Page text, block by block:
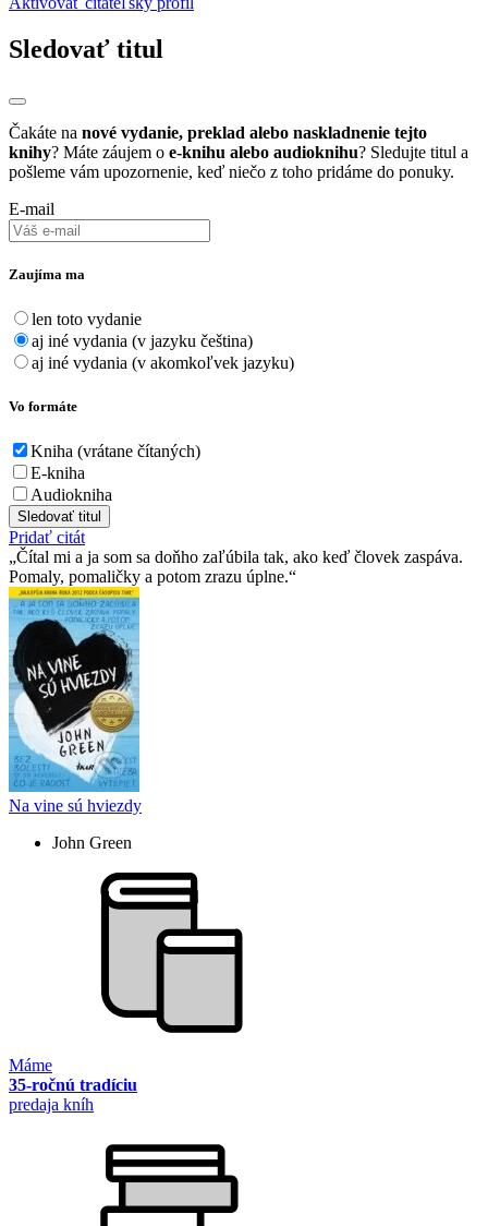
Sledovať titul
Čakáte na nové vydanie, preklad alebo naskladnenie tejto
knihy? Máte záujem o e-knihu alebo audioknihu? Sledujte titul a
pošleme vám upozornenie, keď niečo z toho pridáme do ponuky.
E-mail
Zaujíma ma
len toto vydanie
aj iné vydania (v jazyku čeština)
aj iné vydania (v akomkoľvek jazyku)
Vo formáte
Kniha (vrátane čítaných)
E-kniha
Audiokniha
Sledovať titul
Pridať citát
Čítal mi a ja som sa doňho zaľúbila tak, ako keď človek zaspáva.
Pomaly, pomaličky a potom zrazu úplne.
Na vine sú hviezdy
John Green
Máme
35-ročnú tradíciu
predaja kníh